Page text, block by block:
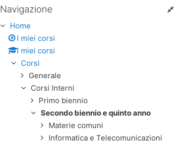
Salta Navigazione
Navigazione
Home
I miei corsi
I miei corsi
Corsi
Generale
Corsi Interni
Primo biennio
Secondo biennio e quinto anno
Materie comuni
Informatica e Telecomunicazioni